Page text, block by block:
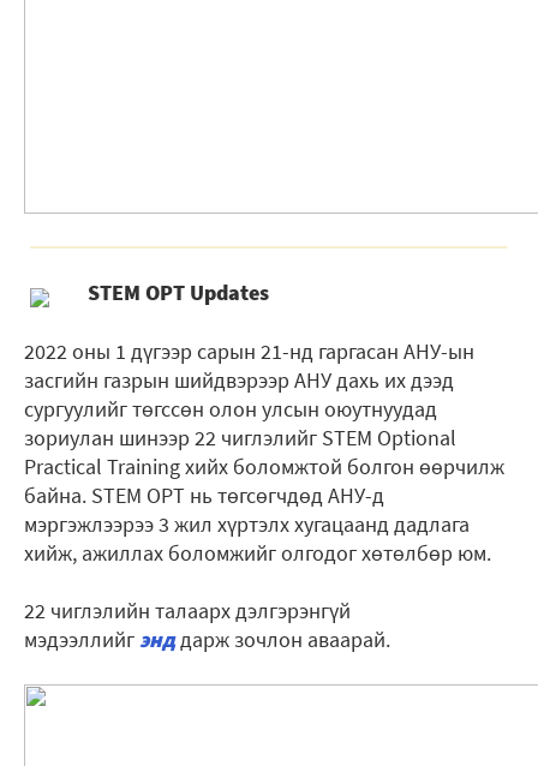
STEM OPT Updates
2022 оны 1 дүгээр сарын 21-нд гаргасан АНУ-ын
засгийн газрын шийдвэрээр АНУ дахь их дээд
сургуулийг төгссөн олон улсын оюутнуудад
зориулан шинээр 22 чиглэлийг STEM Optional
Practical Training хийх боломжтой болгон өөрчилж
байна. STEM OPT нь төгсөгчдөд АНУ-д
мэргэжлээрээ 3 жил хүртэлх хугацаанд дадлага
хийж, ажиллах боломжийг олгодог хөтөлбөр юм.
22 чиглэлийн талаарх дэлгэрэнгүй
мэдээллийгэнддарж зочлон аваарай.